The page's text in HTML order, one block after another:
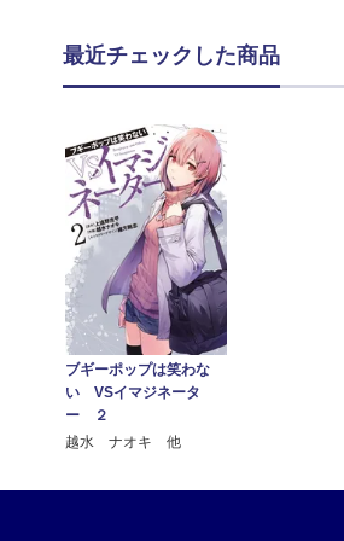
最近チェックした商品
ブギーポップは笑わな
い VSイマジネータ
ー ２
越水 ナオキ 他